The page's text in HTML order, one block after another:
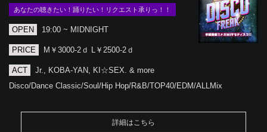
あなたの聴きたい！踊りたい！リクエスト承りっ！！
OPEN 19:00 ~ MIDNIGHT
PRICE M￥3000-2ｄ L￥2500-2ｄ
ACT
Jr., KOBA-YAN, KI☆SEX. & more
Disco/Dance Classic/Soul/Hip Hop/R&B/TOP40/EDM/ALLMix
詳細はこちら